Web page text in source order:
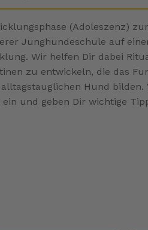
(Adoleszenz)
Junghundeschule auf
Wir helfen Dir dabei
zu entwickeln, die das
Hund bilden.
und geben Dir wichtige